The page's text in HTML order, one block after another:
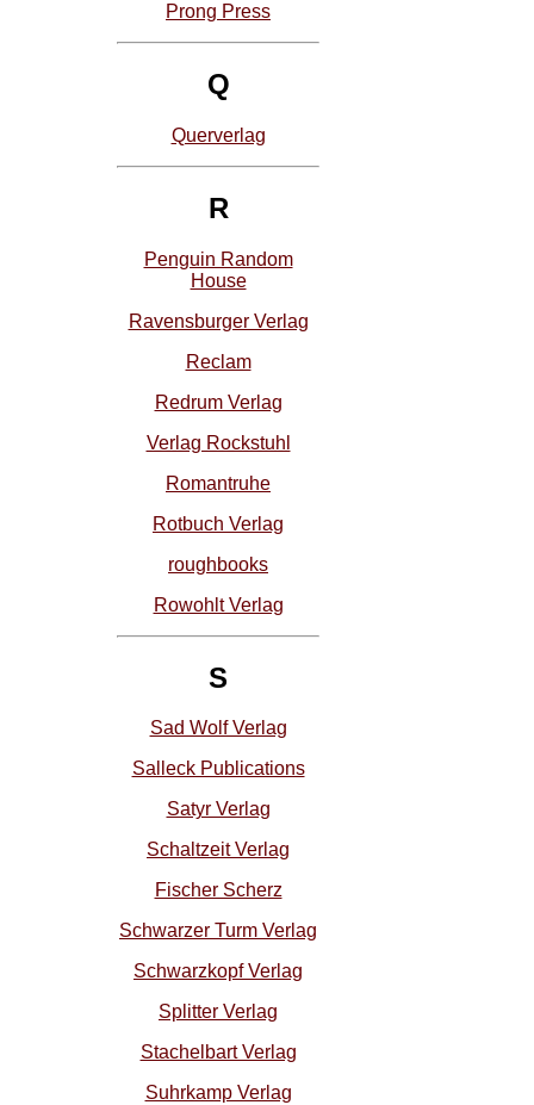
Prong Press
Q
Querverlag
R
Penguin Random
House
Ravensburger Verlag
Reclam
Redrum Verlag
Verlag Rockstuhl
Romantruhe
Rotbuch Verlag
roughbooks
Rowohlt Verlag
S
Sad Wolf Verlag
Salleck Publications
Satyr Verlag
Schaltzeit Verlag
Fischer Scherz
Schwarzer Turm Verlag
Schwarzkopf Verlag
Splitter Verlag
Stachelbart Verlag
Suhrkamp Verlag